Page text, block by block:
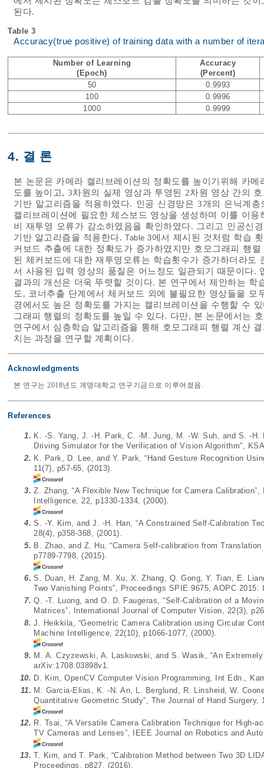
된다.
Table 3
Accuracy(true positive) of training data with a number of
Number of Learning
(Epoch)
Accuracy
(Percent)
50
0.9993
100
0.9996
1000
0.9999
4. 결 론
본 논문은 카메라 캘리브레이션의 정확도를 높이기위해 카
도를 높이고, 3차원의 실제 영상과 투영된 2차원 영상 간의
기반 알고리즘을 적용하였다. 인공 신경망은 3개의 은닉계
캘리브레이션에 필요한 체스보드 영상을 생성하며 이를 이
비 재투영 오류가 감소하였음을 확인하였다. 그리고 인공신
기반 알고리즘을 적용한다.Table 3에서 제시된 것처럼 학습
커보드 추출에 대한 정확도가 증가하였지만 호모그래피 행
된 체커보드에 대한 재투영오류는 학습횟수가 증가하더라
서 사용된 입력 영상의 품질은 어느정도 일관되기 때문이다.
결과의 개선은 더욱 뚜렷할 것이다. 본 연구에서 제안하는
도, 코너추출 단계에서 체커보드 외에 불필요한 영상들을
경에서도 높은 정확도를 가지는 캘리브레이션을 수행할 수
그래피 행렬의 정확도를 높일 수 있다. 다만, 본 논문에서는
연구에서 심층학습 알고리즘을 통해 호모그래피 행렬 계산
치는 과정을 연구할 계획이다.
Acknowledgments
본 연구는 2018년도 계명대학교 연구기금으로 이루어졌음.
References
1. K. -S. Yang, J. -H. Park, C. -M. Jung, M. -W. Suh, and S. -H.
Driving Simulator for the Verification of Vision Algorithm”,
2. K. Park, D. Lee, and Y. Park, “Hand Gesture Recognition
11(7), p57-65, (2013).
3. Z. Zhang, “A Flexible New Technique for Camera
Intelligence, 22, p1330-1334, (2000).
4. S. -Y. Kim, and J. -H. Han, “A Constrained Self-Calibration
28(4), p358-368, (2001).
5. B. Zhao, and Z. Hu, “Camera Self-calibration from
p7789-7798, (2015).
6. S. Duan, H. Zang, M. Xu, X. Zhang, Q. Gong, Y. Tian, E.
Two Vanishing Points”, Proceedings SPIE 9675, AOPC
7. Q. -T. Luong, and O. D. Faugeras, “Self-Calibration of a
Matrices”, International Journal of Computer Vision, 22(3),
8. J. Heikkila, “Geometric Camera Calibration using Circular
Machine Intelligence, 22(10), p1066-1077, (2000).
9. M. A. Czyzewski, A. Laskowski, and S. Wasik, “An
arXiv:1708.03898v1.
10. D. Kim, OpenCV Computer Vision Programming, Int Edn.,
11. M. Garcia-Elias, K. -N. An, L. Berglund, R. Linsheid, W.
Quantitative Geometric Study”, The Journal of Hand Surgery,
12. R. Tsai, “A Versatile Camera Calibration Technique for
TV Cameras and Lenses”, IEEE Journal on Robotics and
13. T. Kim, and T. Park, “Calibration Method between Two 3D
Proceedings, p827, (2016).